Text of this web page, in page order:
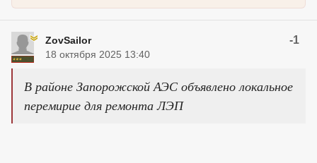
ZovSailor -1
18 октября 2025 13:40
В районе Запорожской АЭС объявлено локальное
перемирие для ремонта ЛЭП